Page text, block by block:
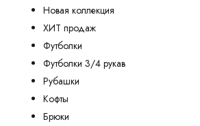
Новая коллекция
ХИТ продаж
Футболки
Футболки 3/4 рукав
Рубашки
Кофты
Брюки